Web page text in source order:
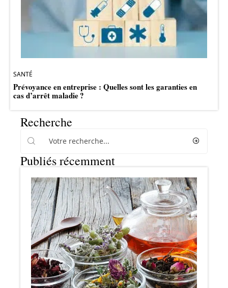
SANTÉ
Prévoyance en entreprise : Quelles sont les garanties en
cas d’arrêt maladie ?
Recherche
Publiés récemment